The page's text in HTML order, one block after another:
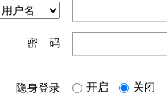
密 码
隐身登录 开启 关闭